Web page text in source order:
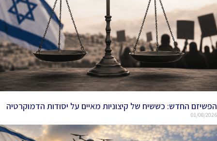
הפשיזם החדש: כששיח של קיצוניות מאיים על יסודות הדמוקרטיה
01/08/2026